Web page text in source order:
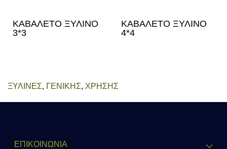
ΚΑΒΑΛΕΤΟ ΞΥΛΙΝΟ
3*3
ΚΑΒΑΛΕΤΟ ΞΥΛΙΝΟ
4*4
ΞΥΛΙΝΕΣ, ΓΕΝΙΚΗΣ, ΧΡΗΣΗΣ
ΕΠΙΚΟΙΝΩΝΙΑ